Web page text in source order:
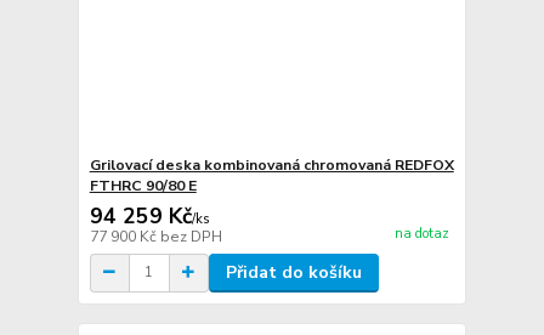
Grilovací deska kombinovaná chromovaná REDFOX
FTHRC 90/80 E
94 259 Kč/ks
77 900 Kč bez DPH na dotaz
Přidat do košíku